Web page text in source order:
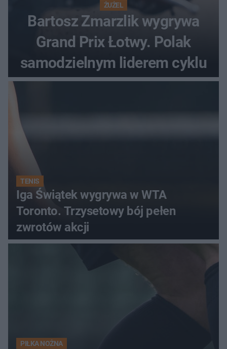
ŻUŻEL
Bartosz Zmarzlik wygrywa
Grand Prix Łotwy. Polak
samodzielnym liderem cyklu
TENIS
Iga Świątek wygrywa w WTA
Toronto. Trzysetowy bój pełen
zwrotów akcji
PIŁKA NOŻNA